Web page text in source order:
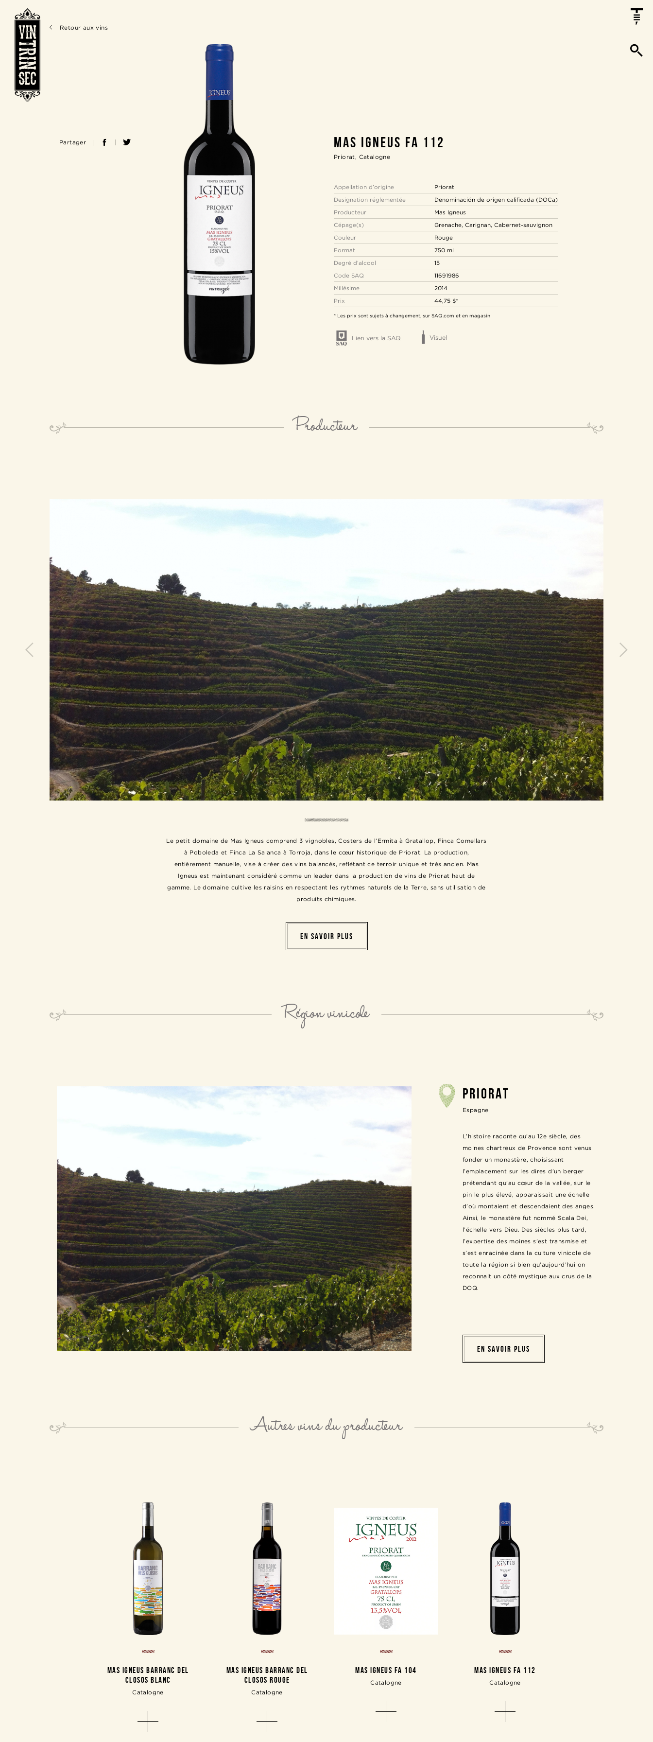
Retour aux vins
Partager MAS IGNEUS FA 112
Priorat, Catalogne
Appellation d’origine
Priorat
Designation réglementée
Denominación de origen calificada (DOCa)
Producteur
Mas Igneus
Cépage(s)
Grenache, Carignan, Cabernet-sauvignon
Couleur
Rouge
Format
750 ml
Degré d’alcool
15
Code SAQ
11691986
Millésime
2014
Prix
44,75 $*
* Les prix sont sujets à changement, sur SAQ.com et en magasin
Lien vers la SAQ Visuel
Producteur
Le petit domaine de Mas Igneus comprend 3 vignobles, Costers de l’Ermita à Gratallop, Finca Comellars
à Poboleda et Finca La Salanca à Torroja, dans le cœur historique de Priorat. La production,
entièrement manuelle, vise à créer des vins balancés, reflétant ce terroir unique et très ancien. Mas
Igneus est maintenant considéré comme un leader dans la production de vins de Priorat haut de
gamme. Le domaine cultive les raisins en respectant les rythmes naturels de la Terre, sans utilisation de
produits chimiques.
EN SAVOIR PLUS
Région vinicole
PRIORAT
Espagne
L’histoire raconte qu’au 12e siècle, des
moines chartreux de Provence sont venus
fonder un monastère, choisissant
l’emplacement sur les dires d’un berger
prétendant qu’au cœur de la vallée, sur le
pin le plus élevé, apparaissait une échelle
d’où montaient et descendaient des anges.
Ainsi, le monastère fut nommé Scala Dei,
l’échelle vers Dieu. Des siècles plus tard,
l’expertise des moines s’est transmise et
s’est enracinée dans la culture vinicole de
toute la région si bien qu’aujourd’hui on
reconnait un côté mystique aux crus de la
DOQ.
EN SAVOIR PLUS
Autres vins du producteur
MAS IGNEUS BARRANC DEL
CLOSOS BLANC
Catalogne
MAS IGNEUS BARRANC DEL
CLOSOS ROUGE
Catalogne
MAS IGNEUS FA 104
Catalogne
MAS IGNEUS FA 112
Catalogne